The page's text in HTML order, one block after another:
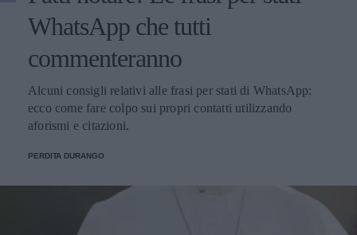
WhatsApp che tutti
commenteranno
Alcuni consigli relativi alle frasi per stati di WhatsApp:
ecco come fare colpo sui propri contatti utilizzando
aforismi e citazioni.
PERDITA DURANGO